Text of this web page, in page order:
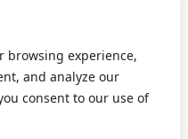
browsing experience,
and analyze our
consent to our use of
di Roda Link
Sport untuk Pemula
dan Popularitas